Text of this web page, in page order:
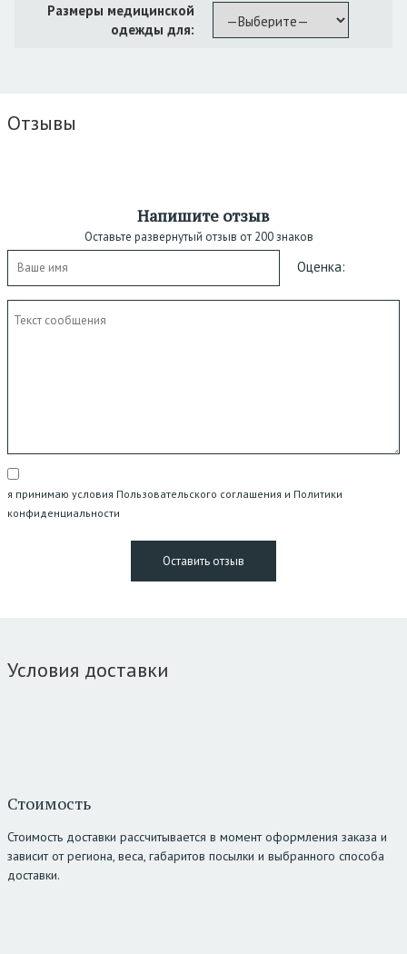
Размеры медицинской
одежды для:
Отзывы
Напишите отзыв
Оставьте развернутый отзыв от 200 знаков
Оценка:
я принимаю условия Пользовательского соглашения и Политики
конфиденциальности
Условия доставки
Стоимость
Стоимость доставки рассчитывается в момент оформления заказа и
зависит от региона, веса, габаритов посылки и выбранного способа
доставки.